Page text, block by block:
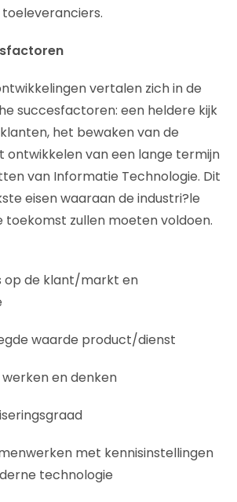
vertalen zich in de
succesfactoren: een heldere kijk
het bewaken van de
ontwikkelen van een lange termijn
van Informatie Technologie. Dit
eisen waaraan de industri?le
toekomst zullen moeten voldoen.
op de klant/markt en
waarde product/dienst
en denken
met kennisinstellingen
technologie